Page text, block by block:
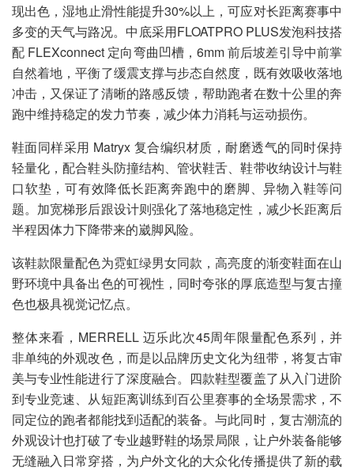
现出色，湿地止滑性能提升30%以上，可应对长距离赛事中
多变的天气与路况。中底采用FLOATPRO PLUS发泡科技搭
配 FLEXconnect 定向弯曲凹槽，6mm 前后坡差引导中前掌
自然着地，平衡了缓震支撑与步态自然度，既有效吸收落地
冲击，又保证了清晰的路感反馈，帮助跑者在数十公里的奔
跑中维持稳定的发力节奏，减少体力消耗与运动损伤。
鞋面同样采用 Matryx 复合编织材质，耐磨透气的同时保持
轻量化，配合鞋头防撞结构、管状鞋舌、鞋带收纳设计与鞋
口软垫，可有效降低长距离奔跑中的磨脚、异物入鞋等问
题。加宽梯形后跟设计则强化了落地稳定性，减少长距离后
半程因体力下降带来的崴脚风险。
该鞋款限量配色为霓虹绿男女同款，高亮度的渐变鞋面在山
野环境中具备出色的可视性，同时夸张的厚底造型与复古撞
色也极具视觉记忆点。
整体来看，MERRELL 迈乐此次45周年限量配色系列，并
非单纯的外观改色，而是以品牌历史文化为纽带，将复古审
美与专业性能进行了深度融合。四款鞋型覆盖了从入门进阶
到专业竞速、从短距离训练到百公里赛事的全场景需求，不
同定位的跑者都能找到适配的装备。与此同时，复古潮流的
外观设计也打破了专业越野鞋的场景局限，让户外装备能够
无缝融入日常穿搭，为户外文化的大众化传播提供了新的载